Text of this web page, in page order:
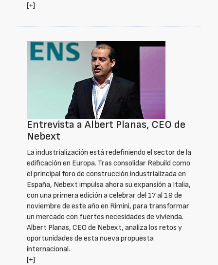
[+]
Entrevista a Albert Planas, CEO de
Nebext
La industrialización está redefiniendo el sector de la
edificación en Europa. Tras consolidar Rebuild como
el principal foro de construcción industrializada en
España, Nebext impulsa ahora su expansión a Italia,
con una primera edición a celebrar del 17 al 19 de
noviembre de este año en Rimini, para transformar
un mercado con fuertes necesidades de vivienda.
Albert Planas, CEO de Nebext, analiza los retos y
oportunidades de esta nueva propuesta
internacional.
[+]